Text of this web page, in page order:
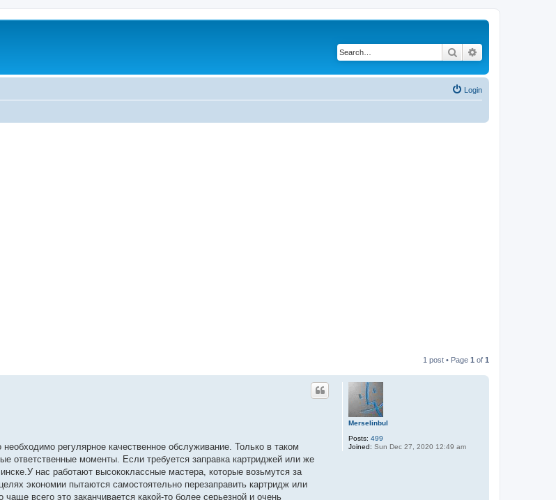
Search
Login
1 post • Page 1 of 1
Merselinbul
Posts: 499
Joined: Sun Dec 27, 2020 12:49 am
регулярное качественное обслуживание. Только в таком
ответственные моменты. Если требуется заправка картриджей или же
нас работают высококлассные мастера, которые возьмутся за
экономии пытаются самостоятельно перезаправить картридж или
всего это заканчивается какой-то более серьезной и очень